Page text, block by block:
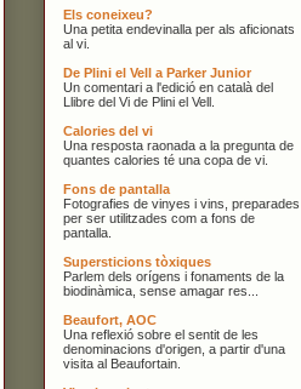
Els coneixeu?
Una petita endevinalla per als aficionats
al vi.
De Plini el Vell a Parker Junior
Un comentari a l'edició en català del
Llibre del Vi de Plini el Vell.
Calories del vi
Una resposta raonada a la pregunta de
quantes calories té una copa de vi.
Fons de pantalla
Fotografies de vinyes i vins, preparades
per ser utilitzades com a fons de
pantalla.
Supersticions tòxiques
Parlem dels orígens i fonaments de la
biodinàmica, sense amagar res...
Beaufort, AOC
Una reflexió sobre el sentit de les
denominacions d'origen, a partir d'una
visita al Beaufortain.